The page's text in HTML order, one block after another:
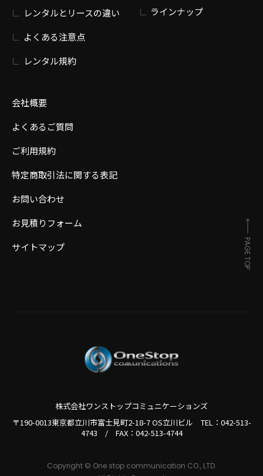
レンタルとリースの違い
よくある注意点
レンタル規約
会社概要
よくあるご質問
ご利用規約
特定商取引法に関する表記
お問い合わせ
お見積りフォーム
サイトマップ
ラインナップ
株式会社ワンストップコミュニケーションズ
〒190-0013東京都立川市富士見町2-18-7 OS立川ビル TEL： 042-513-
4743 / FAX：042-513-4744
Copyright © One stop communication CO., LTD.
PAGE TOP